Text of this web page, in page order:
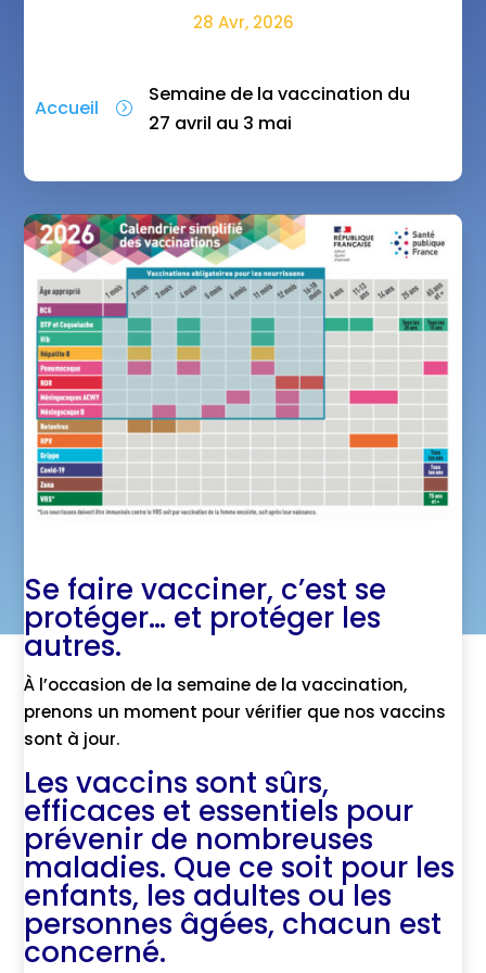
28 Avr, 2026
Accueil =
Semaine de la vaccination du
27 avril au 3 mai
Se faire vacciner, c’est se
protéger… et protéger les
autres.
À l’occasion de la semaine de la vaccination,
prenons un moment pour vérifier que nos vaccins
sont à jour.
Les vaccins sont sûrs,
efficaces et essentiels pour
prévenir de nombreuses
maladies. Que ce soit pour les
enfants, les adultes ou les
personnes âgées, chacun est
concerné.